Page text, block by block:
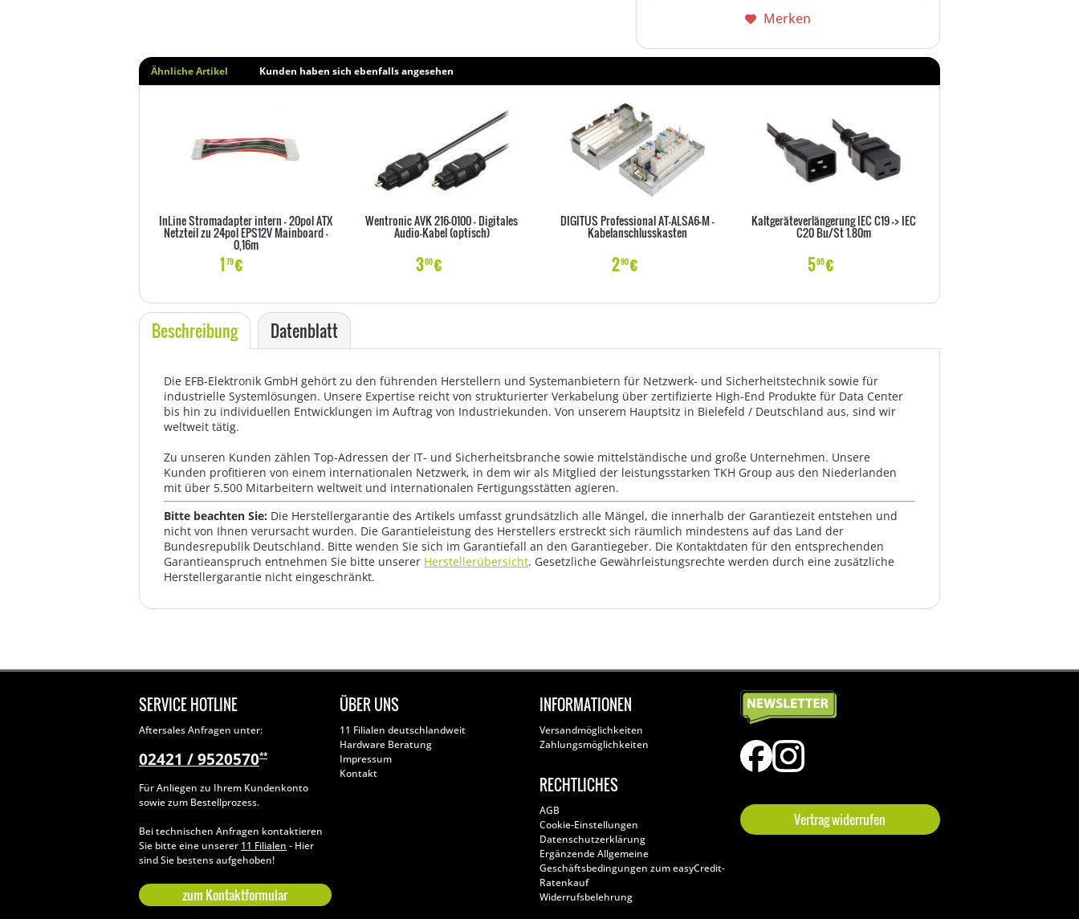
Merken
Ähnliche Artikel Kunden haben sich ebenfalls angesehen
InLine Stromadapter intern - 20pol ATX
Netzteil zu 24pol EPS12V Mainboard -
0,16m
1 79€
Wentronic AVK 216-0100 - Digitales
Audio-Kabel (optisch)
300€
DIGITUS Professional AT-ALSA6-M -
Kabelanschlusskasten
290€
Kaltgeräteverlängerung IEC C19 -> IEC
C20 Bu/St 1.80m
595€
Beschreibung Datenblatt
Die EFB-Elektronik GmbH gehört zu den führenden Herstellern und Systemanbietern für Netzwerk- und Sicherheitstechnik sowie für
industrielle Systemlösungen. Unsere Expertise reicht von strukturierter Verkabelung über zertifizierte High-End Produkte für Data Center
bis hin zu individuellen Entwicklungen im Auftrag von Industriekunden. Von unserem Hauptsitz in Bielefeld / Deutschland aus, sind wir
weltweit tätig.
Zu unseren Kunden zählen Top-Adressen der IT- und Sicherheitsbranche sowie mittelständische und große Unternehmen. Unsere
Kunden profitieren von einem internationalen Netzwerk, in dem wir als Mitglied der leistungsstarken TKH Group aus den Niederlanden
mit über 5.500 Mitarbeitern weltweit und internationalen Fertigungsstätten agieren.
Bitte beachten Sie: Die Herstellergarantie des Artikels umfasst grundsätzlich alle Mängel, die innerhalb der Garantiezeit entstehen und
nicht von Ihnen verursacht wurden. Die Garantieleistung des Herstellers erstreckt sich räumlich mindestens auf das Land der
Bundesrepublik Deutschland. Bitte wenden Sie sich im Garantiefall an den Garantiegeber. Die Kontaktdaten für den entsprechenden
Garantieanspruch entnehmen Sie bitte unserer Herstellerübersicht. Gesetzliche Gewährleistungsrechte werden durch eine zusätzliche
Herstellergarantie nicht eingeschränkt.
SERVICE HOTLINE
Aftersales Anfragen unter:
02421 / 9520570**
Für Anliegen zu Ihrem Kundenkonto
sowie zum Bestellprozess.
Bei technischen Anfragen kontaktieren
Sie bitte eine unserer 11 Filialen - Hier
sind Sie bestens aufgehoben!
zum Kontaktformular
ÜBER UNS
11 Filialen deutschlandweit
Hardware Beratung
Impressum
Kontakt
INFORMATIONEN
Versandmöglichkeiten
Zahlungsmöglichkeiten
RECHTLICHES
AGB
Cookie-Einstellungen
Datenschutzerklärung
Ergänzende Allgemeine
Geschäftsbedingungen zum easyCredit-
Ratenkauf
Widerrufsbelehrung
Vertrag widerrufen